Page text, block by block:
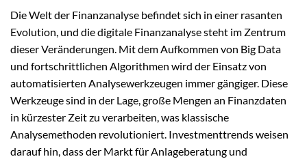
Die Welt der Finanzanalyse befindet sich in einer rasanten
Evolution, und die digitale Finanzanalyse steht im Zentrum
dieser Veränderungen. Mit dem Aufkommen von Big Data
und fortschrittlichen Algorithmen wird der Einsatz von
automatisierten Analysewerkzeugen immer gängiger. Diese
Werkzeuge sind in der Lage, große Mengen an Finanzdaten
in kürzester Zeit zu verarbeiten, was klassische
Analysemethoden revolutioniert. Investmenttrends weisen
darauf hin, dass der Markt für Anlageberatung und